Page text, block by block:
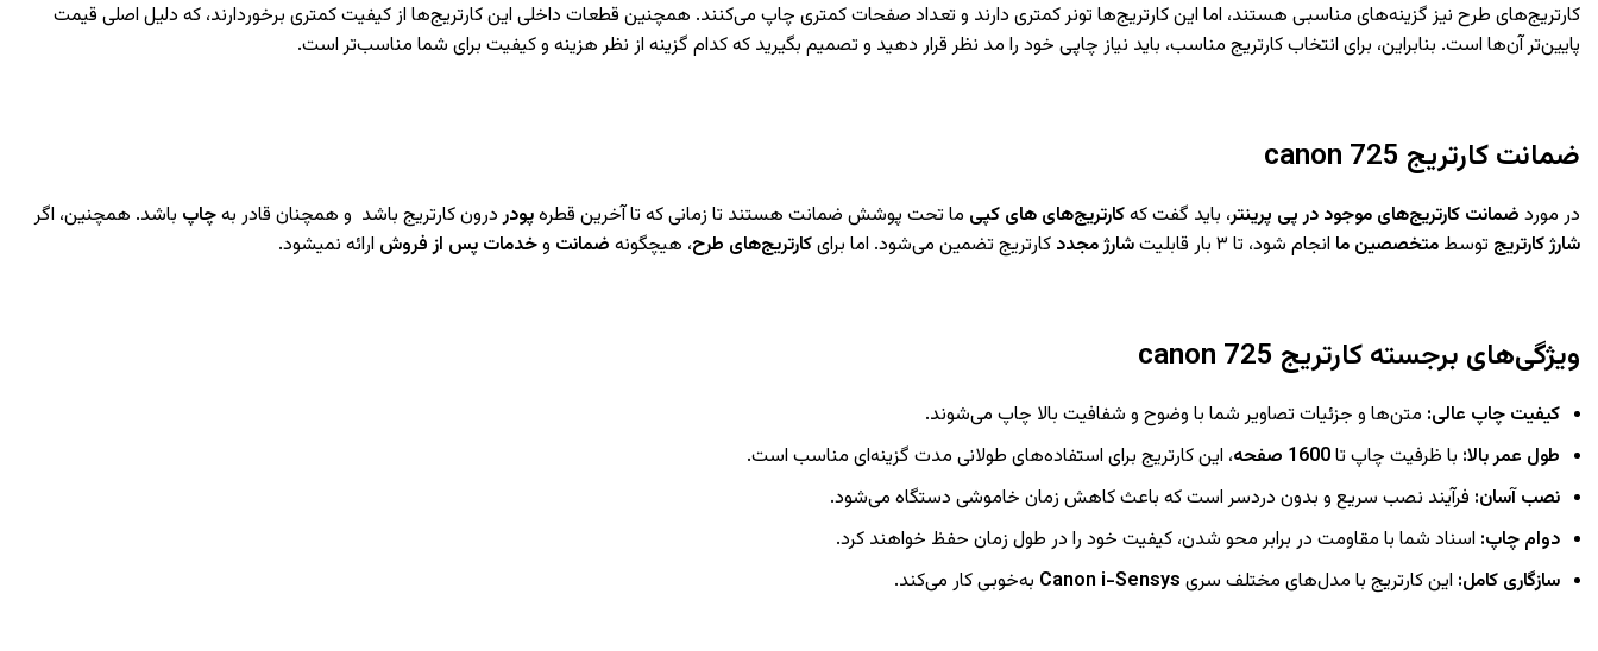
کارتریج‌های طرح نیز گزینه‌های مناسبی هستند، اما این کارتریج‌ها تونر کمتری دارند و تعداد صفحات کمتری چاپ می‌کنند. همچنین قطعات داخلی این کارتریج‌ها از کیفیت کمتری برخوردارند، که دلیل اصلی قیمت
پایین‌تر آن‌ها است. بنابراین، برای انتخاب کارتریج مناسب، باید نیاز چاپی خود را مد نظر قرار دهید و تصمیم بگیرید که کدام گزینه از نظر هزینه و کیفیت برای شما مناسب‌تر است.
ضمانت کارتریج canon 725
در مورد ضمانت کارتریج‌های موجود در پی پرینتر، باید گفت کهکارتریج‌های های کپی ما تحت پوشش ضمانت هستند تا زمانی که تا آخرین قطرهپودردرون کارتریج باشد و همچنان قادر بهچاپ باشد. همچنین، اگر
شارژ کارتریج توسط متخصصین ما انجام شود، تا ۳ بار قابلیت شارژ مجدد کارتریج تضمین می‌شود. اما برایکارتریج‌های طرح، هیچگونه ضمانت وخدمات پس از فروش ارائه نمیشود.
ویژگی‌های برجستهکارتریج canon 725
کیفیت چاپ عالی: متن‌ها و جزئیات تصاویر شما با وضوح و شفافیت بالا چاپ می‌شوند.
طول عمر بالا: با ظرفیت چاپ تا1600 صفحه، این کارتریج برای استفاده‌های طولانی مدت گزینه‌ای مناسب است.
نصب آسان: فرآیند نصب سریع و بدون دردسر است که باعث کاهش زمان خاموشی دستگاه می‌شود.
دوام چاپ: اسناد شما با مقاومت در برابر محو شدن، کیفیت خود را در طول زمان حفظ خواهند کرد.
سازگاری کامل: این کارتریج با مدل‌های مختلف سری Canon i-Sensys به‌خوبی کار می‌کند.